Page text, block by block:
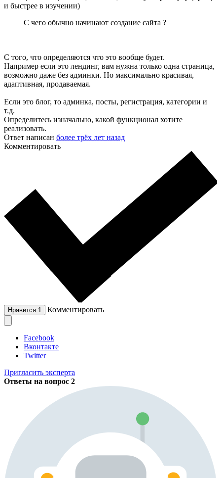
и быстрее в изучении)
С чего обычно начинают создание сайта ?
С того, что определяются что это вообще будет.
Например если это лендинг, вам нужна только одна страница,
возможно даже без админки. Но максимально красивая,
адаптивная, продаваемая.
Если это блог, то админка, посты, регистрация, категории и
т.д.
Определитесь изначально, какой функционал хотите
реализовать.
Ответ написан более трёх лет назад
Комментировать
Нравится 1 Комментировать
Facebook
Вконтакте
Twitter
Пригласить эксперта
Ответы на вопрос 2